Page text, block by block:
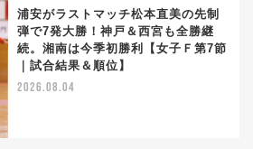
浦安がラストマッチ松本直美の先制
弾で7発大勝！神戸＆西宮も全勝継
続。湘南は今季初勝利【女子Ｆ第7節
｜試合結果＆順位】
2026.08.04